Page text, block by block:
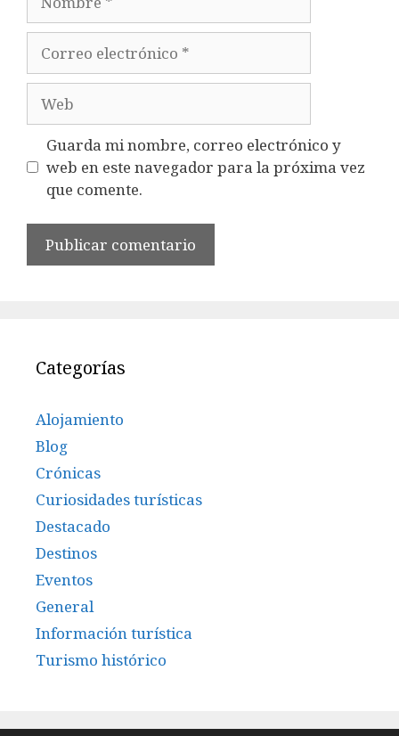
electrónico
Guarda mi nombre, correo electrónico y
web en este navegador para la próxima vez
que comente.
Categorías
Alojamiento
Blog
Crónicas
Curiosidades turísticas
Destacado
Destinos
Eventos
General
Información turística
Turismo histórico